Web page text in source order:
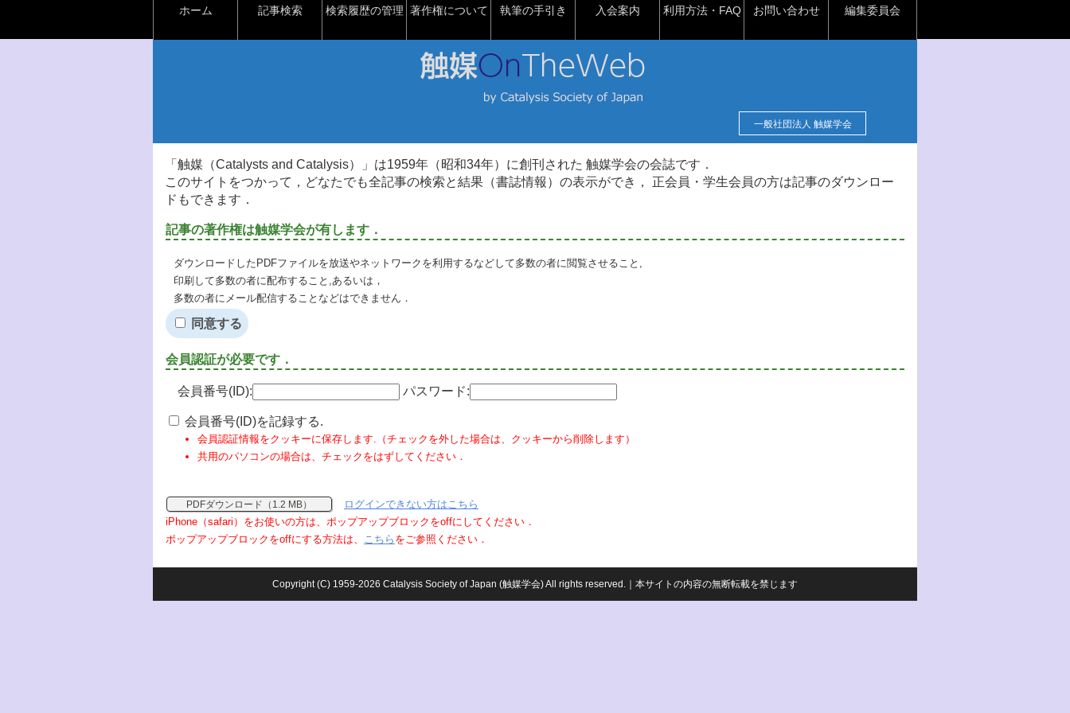
ホーム 記事検索 検索履歴の管理 著作権について 執筆の手引き 入会案内 利用方法・FAQ お問い合わせ 編集委員会
一般社団法人 触媒学会
「触媒（Catalysts and Catalysis）」は1959年（昭和34年）に創刊された 触媒学会の会誌です．
このサイトをつかって，どなたでも全記事の検索と結果（書誌情報）の表示ができ， 正会員・学生会員の方は記事のダウンロー
ドもできます．
記事の著作権は触媒学会が有します．
ダウンロードしたPDFファイルを放送やネットワークを利用するなどして多数の者に閲覧させること,
印刷して多数の者に配布すること,あるいは，
多数の者にメール配信することなどはできません．
同意する
会員認証が必要です．
会員番号(ID): パスワード:
会員番号(ID)を記録する.
会員認証情報をクッキーに保存します.（チェックを外した場合は、クッキーから削除します）
共用のパソコンの場合は、チェックをはずしてください．
PDFダウンロード（1.2 MB）
ログインできない方はこちら
iPhone（safari）をお使いの方は、ポップアップブロックをoffにしてください．
ポップアップブロックをoffにする方法は、 こちら をご参照ください．
Copyright (C) 1959-2026 Catalysis Society of Japan (触媒学会) All rights reserved.｜本サイトの内容の無断転載を禁じます